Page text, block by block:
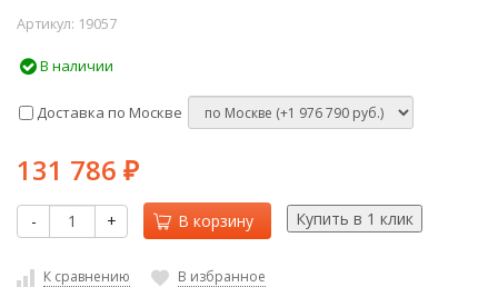
Артикул: 19057
В наличии
Доставка по Москве
131 786 ₽
- + В корзину
К сравнению В избранное